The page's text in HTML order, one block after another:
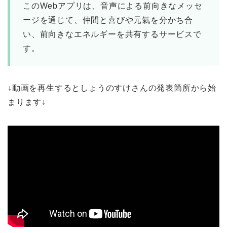
このWebアプリは、音声による前向きなメッセ
ージを通じて、仲間と喜びや元氣を分かち合
い、前向きなエネルギーを共有するサービスで
す。
↓動画を再生するとしょうのすけさんの発表箇所から始
まります↓